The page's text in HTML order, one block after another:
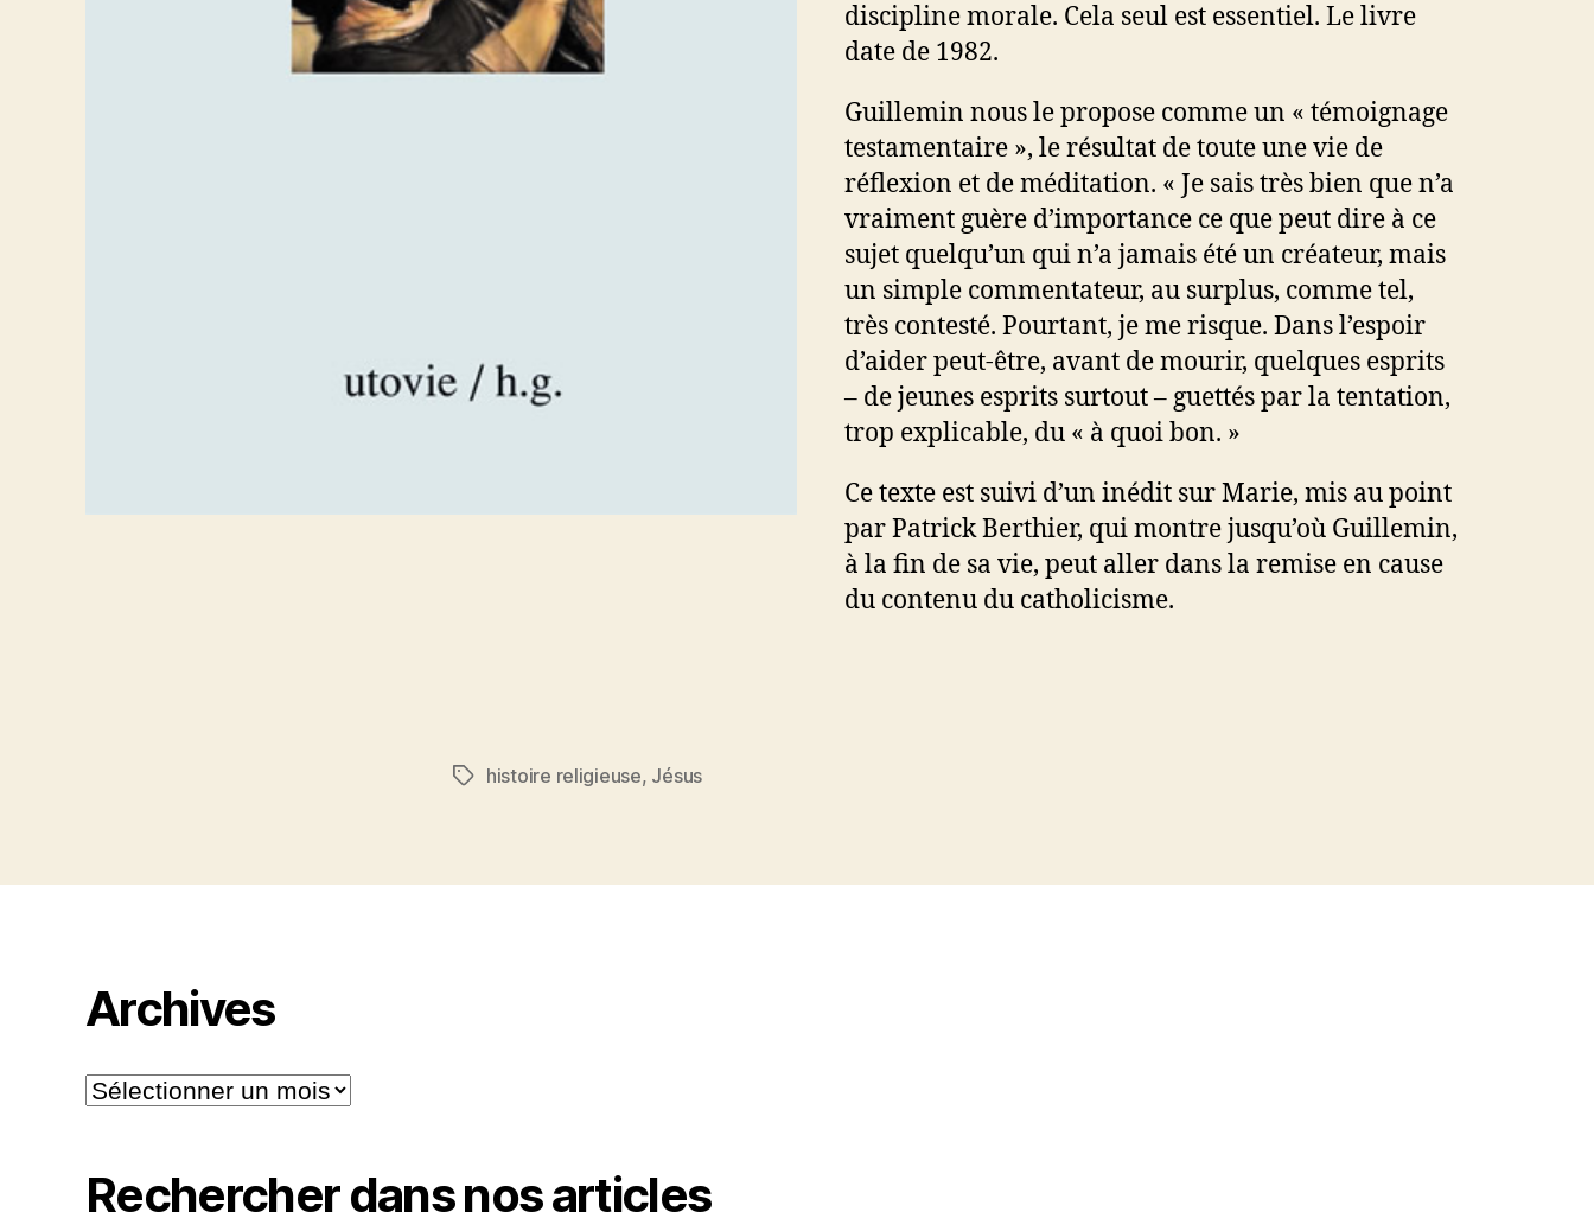
discipline morale. Cela seul est essentiel. Le livre
date de 1982.
Guillemin nous le propose comme un « témoignage
testamentaire », le résultat de toute une vie de
réflexion et de méditation. « Je sais très bien que n’a
vraiment guère d’importance ce que peut dire à ce
sujet quelqu’un qui n’a jamais été un créateur, mais
un simple commentateur, au surplus, comme tel,
très contesté. Pourtant, je me risque. Dans l’espoir
d’aider peut-être, avant de mourir, quelques esprits
– de jeunes esprits surtout – guettés par la tentation,
trop explicable, du « à quoi bon. »
Ce texte est suivi d’un inédit sur Marie, mis au point
par Patrick Berthier, qui montre jusqu’où Guillemin,
à la fin de sa vie, peut aller dans la remise en cause
du contenu du catholicisme.
Étiquettes
histoire religieuse, Jésus
Archives
Archives
Rechercher dans nos articles